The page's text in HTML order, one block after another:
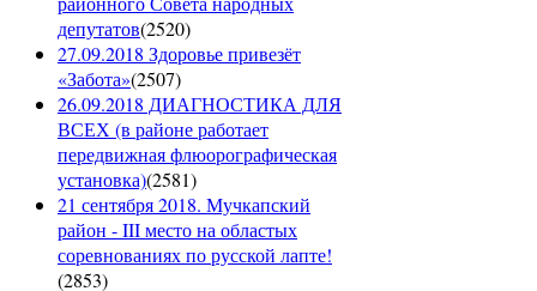
депутатов(2520)
27.09.2018 Здоровье привезёт
«Забота»(2507)
26.09.2018 ДИАГНОСТИКА ДЛЯ
ВСЕХ (в районе работает
передвижная флюорографическая
установка)(2581)
21 сентября 2018. Мучкапский
район - III место на областых
соревнованиях по русской лапте!
(2853)